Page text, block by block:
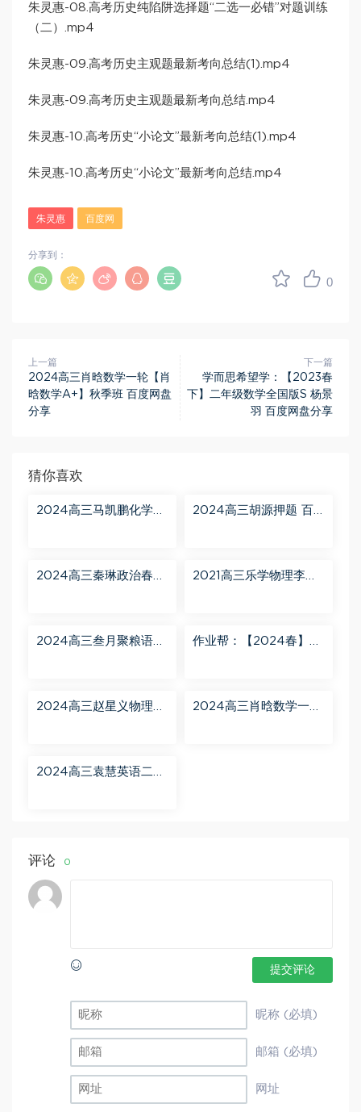
朱灵惠-08.高考历史纯陷阱选择题“二选一必错”对题训练
（二）.mp4
朱灵惠-09.高考历史主观题最新考向总结(1).mp4
朱灵惠-09.高考历史主观题最新考向总结.mp4
朱灵惠-10.高考历史“小论文”最新考向总结(1).mp4
朱灵惠-10.高考历史“小论文”最新考向总结.mp4
朱灵惠 百度网
0
分享到：
上一篇
2024高三肖晗数学一轮【肖
晗数学A+】秋季班 百度网盘
分享
下一篇
学而思希望学：【2023春
下】二年级数学全国版S 杨景
羽 百度网盘分享
猜你喜欢
2024高三马凯鹏化学一
2024高三胡源押题 百
2024高三秦琳政治春季
2021高三乐学物理李玮
2024高三叁月聚粮语文
作业帮：【2024春】高
2024高三赵星义物理二
2024高三肖晗数学一轮
2024高三袁慧英语二轮
评论 0
提交评论
昵称 (必填)
邮箱 (必填)
网址